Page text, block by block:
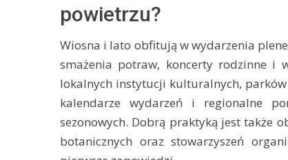
powietrzu?
Wiosna i lato obfitują w wydarzenia
smażenia potraw, koncerty rodzinne i
lokalnych instytucji kulturalnych,
kalendarze wydarzeń i regionalne
sezonowych. Dobrą praktyką jest także
botanicznych oraz stowarzyszeń